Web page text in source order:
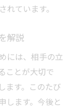
ています。
解説
には、相手の立
ことが大切で
ます。このたび
ます。今後と